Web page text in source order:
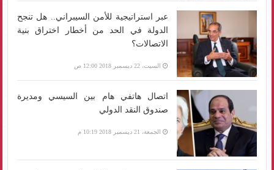
عبر استراتيجية للأمن السيبراني.. هل تنجح
الدولة في الحد من أخطار اختراق بنية
الاتصالات؟
السبت، 22 ديسمبر 2018 12:00 ص
اتصال هاتفي هام بين السيسي ومديرة
صندوق النقد الدولي
الجمعة، 21 ديسمبر 2018 10:19 م